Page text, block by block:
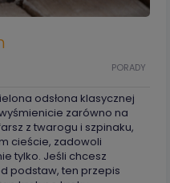
PORADY
odsłona klasycznej
zarówno na
z twarogu i szpinaku,
cieście, zadowoli
tylko. Jeśli chcesz
podstaw, ten przepis